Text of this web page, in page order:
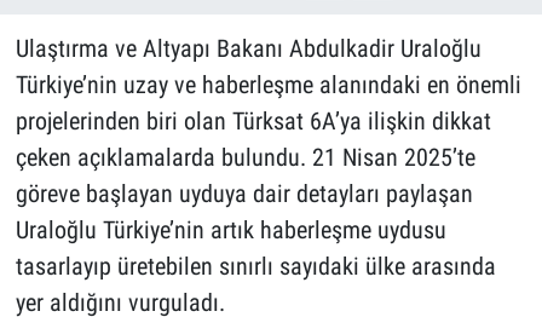
Ulaştırma ve Altyapı Bakanı Abdulkadir Uraloğlu
Türkiye’nin uzay ve haberleşme alanındaki en önemli
projelerinden biri olan Türksat 6A’ya ilişkin dikkat
çeken açıklamalarda bulundu. 21 Nisan 2025’te
göreve başlayan uyduya dair detayları paylaşan
Uraloğlu Türkiye’nin artık haberleşme uydusu
tasarlayıp üretebilen sınırlı sayıdaki ülke arasında
yer aldığını vurguladı.